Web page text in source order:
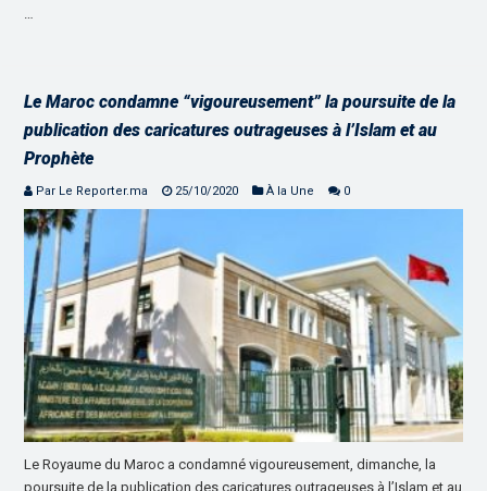
Le Maroc condamne “vigoureusement” la poursuite de la
publication des caricatures outrageuses à l’Islam et au
Prophète
Par Le Reporter.ma 25/10/2020 À la Une 0
Le Royaume du Maroc a condamné vigoureusement, dimanche, la
poursuite de la publication des caricatures outrageuses à l’Islam et au